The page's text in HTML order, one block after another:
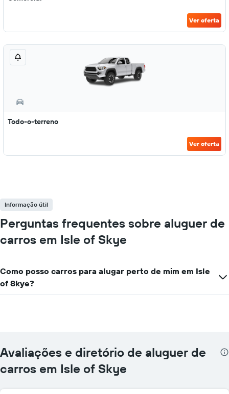
Ver oferta
Todo-o-terreno
Ver oferta
Informação útil
Perguntas frequentes sobre aluguer de
carros em Isle of Skye
Como posso carros para alugar perto de mim em Isle
of Skye?
Avaliações e diretório de aluguer de
carros em Isle of Skye